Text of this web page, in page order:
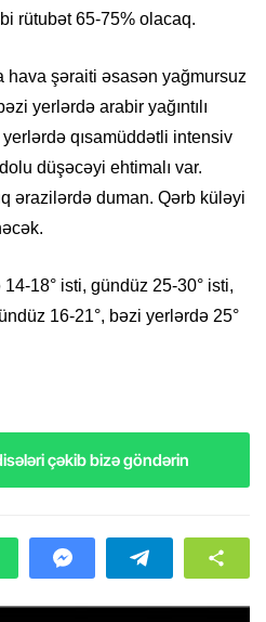
rütubət 65-75% olacaq.
hava şəraiti əsasən yağmursuz
yerlərdə arabir yağıntılı
yerlərdə qısamüddətli intensiv
düşəcəyi ehtimalı var.
ərazilərdə duman. Qərb küləyi
18° isti, gündüz 25-30° isti,
16-21°, bəzi yerlərdə 25°
çəkib bizə göndərin